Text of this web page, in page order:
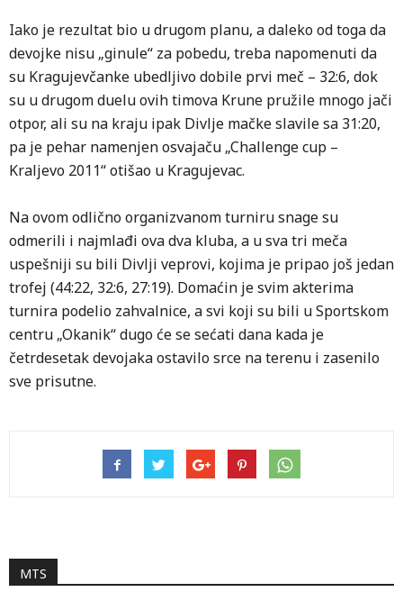
Iako je rezultat bio u drugom planu, a daleko od toga da
devojke nisu „ginule“ za pobedu, treba napomenuti da
su Kragujevčanke ubedljivo dobile prvi meč – 32:6, dok
su u drugom duelu ovih timova Krune pružile mnogo jači
otpor, ali su na kraju ipak Divlje mačke slavile sa 31:20,
pa je pehar namenjen osvajaču „Challenge cup –
Kraljevo 2011“ otišao u Kragujevac.
Na ovom odlično organizvanom turniru snage su
odmerili i najmlađi ova dva kluba, a u sva tri meča
uspešniji su bili Divlji veprovi, kojima je pripao još jedan
trofej (44:22, 32:6, 27:19). Domaćin je svim akterima
turnira podelio zahvalnice, a svi koji su bili u Sportskom
centru „Okanik“ dugo će se sećati dana kada je
četrdesetak devojaka ostavilo srce na terenu i zasenilo
sve prisutne.
MTS